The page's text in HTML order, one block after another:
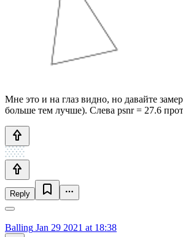
Мне это и на глаз видно, но давайте
больше тем лучше). Слева psnr = 27.6
Reply
Balling Jan 29 2021 at 18:38